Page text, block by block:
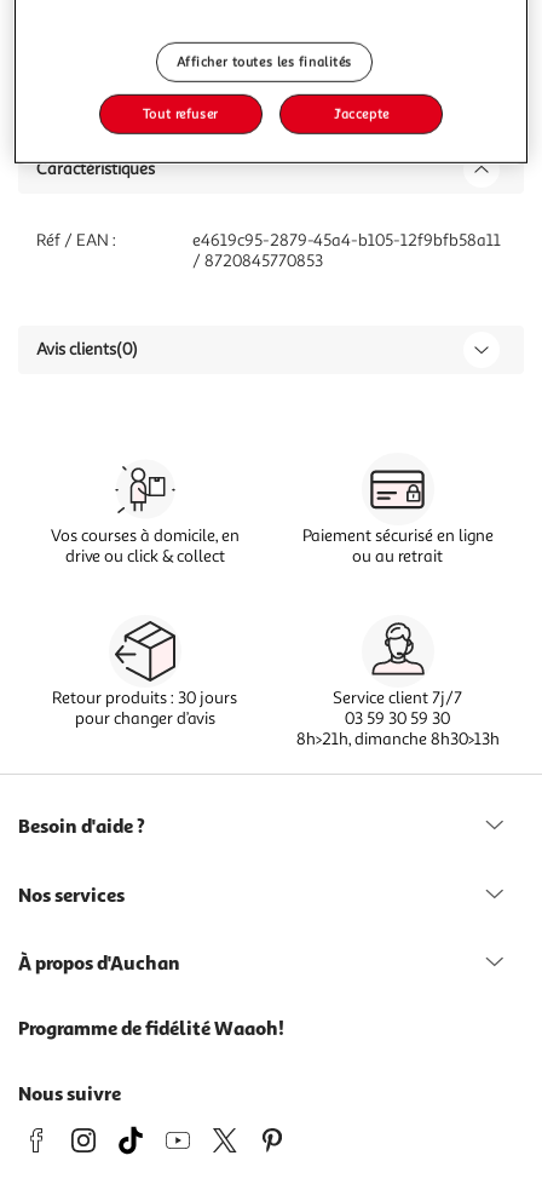
Description
Caractéristiques
Réf / EAN :
e4619c95-2879-45a4-b105-12f9bfb58a11
/ 8720845770853
Avis clients(0)
Vos courses à domicile, en
drive ou click & collect
Paiement sécurisé en ligne
ou au retrait
Retour produits : 30 jours
pour changer d’avis
Service client 7j/7
03 59 30 59 30
8h>21h, dimanche 8h30>13h
Besoin d'aide ?
Nos services
À propos d'Auchan
Programme de fidélité Waaoh!
Nous suivre
Afficher toutes les finalités
Tout refuser J'accepte